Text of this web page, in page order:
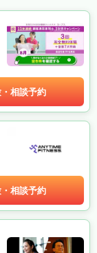
相談予約
相談予約